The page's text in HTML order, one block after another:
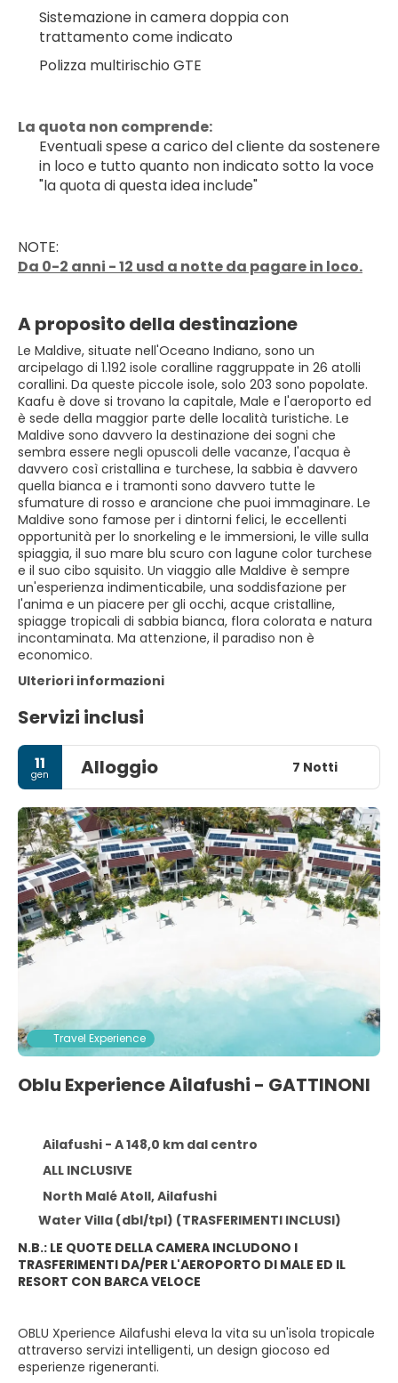
Sistemazione in camera doppia con
trattamento come indicato
Polizza multirischio GTE
La quota non comprende:
Eventuali spese a carico del cliente da sostenere
in loco e tutto quanto non indicato sotto la voce
"la quota di questa idea include"
NOTE:
Da 0-2 anni - 12 usd a notte da pagare in loco.
A proposito della destinazione
Le Maldive, situate nell'Oceano Indiano, sono un
arcipelago di 1.192 isole coralline raggruppate in 26 atolli
corallini. Da queste piccole isole, solo 203 sono popolate.
Kaafu è dove si trovano la capitale, Male e l'aeroporto ed
è sede della maggior parte delle località turistiche. Le
Maldive sono davvero la destinazione dei sogni che
sembra essere negli opuscoli delle vacanze, l'acqua è
davvero così cristallina e turchese, la sabbia è davvero
quella bianca e i tramonti sono davvero tutte le
sfumature di rosso e arancione che puoi immaginare. Le
Maldive sono famose per i dintorni felici, le eccellenti
opportunità per lo snorkeling e le immersioni, le ville sulla
spiaggia, il suo mare blu scuro con lagune color turchese
e il suo cibo squisito. Un viaggio alle Maldive è sempre
un'esperienza indimenticabile, una soddisfazione per
l'anima e un piacere per gli occhi, acque cristalline,
spiagge tropicali di sabbia bianca, flora colorata e natura
incontaminata. Ma attenzione, il paradiso non è
economico.
Ulteriori informazioni
Servizi inclusi
11
gen Alloggio 7 Notti
Travel Experience
Oblu Experience Ailafushi - GATTINONI
Ailafushi - A 148,0 km dal centro
ALL INCLUSIVE
North Malé Atoll, Ailafushi
Water Villa (dbl/tpl) (TRASFERIMENTI INCLUSI)
N.B.: LE QUOTE DELLA CAMERA INCLUDONO I
TRASFERIMENTI DA/PER L'AEROPORTO DI MALE ED IL
RESORT CON BARCA VELOCE
OBLU Xperience Ailafushi eleva la vita su un'isola tropicale
attraverso servizi intelligenti, un design giocoso ed
esperienze rigeneranti.